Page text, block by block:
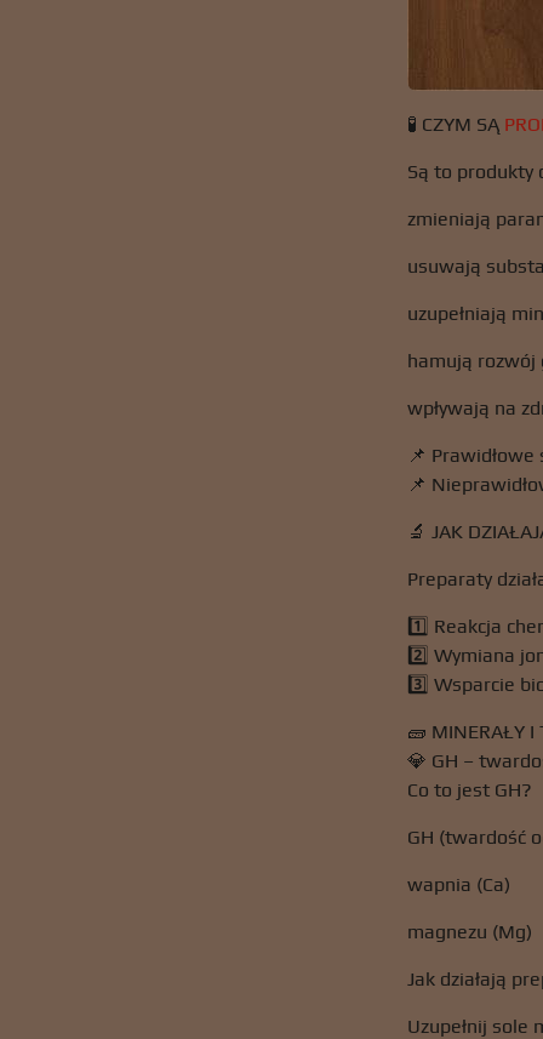
🧪 CZYM SĄ
Są to produkty
zmieniają
usuwają
uzupełniają
hamują
wpływają na
📌
📌
🔬 JAK
Preparaty
1️⃣ Reakcja
2️⃣ Wymiana
3️⃣ Wsparcie
🧱 MINERAŁY I
💎 GH –
Co to jest GH?
GH (twardość
wapnia (Ca)
magnezu (Mg)
Jak działają
Uzupełnij sole